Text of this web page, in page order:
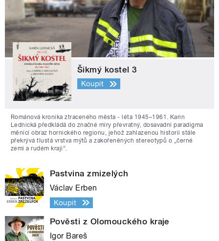
Šikmý kostel 3
Koupit
Románová kronika ztraceného města - léta 1945–1961. Karin
Lednická předkládá do značné míry převratný, dosavadní paradigma
měnící obraz hornického regionu, jehož zahlazenou historii stále
překrývá tlustá vrstva mýtů a zakořeněných stereotypů o „černé
zemi a rudém kraji“.
Pastvina zmizelých
Václav Erben
Koupit
Pověsti z Olomouckého kraje
Igor Bareš